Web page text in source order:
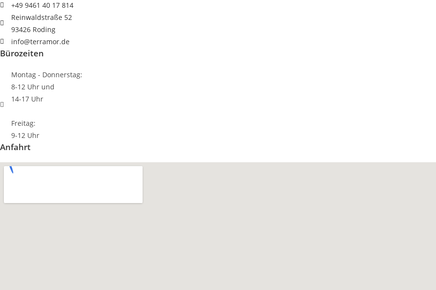
+49 9461 40 17 814
Reinwaldstraße 52
93426 Roding
info@terramor.de
Bürozeiten
Montag - Donnerstag:
8-12 Uhr und
14-17 Uhr
Freitag:
9-12 Uhr
Anfahrt